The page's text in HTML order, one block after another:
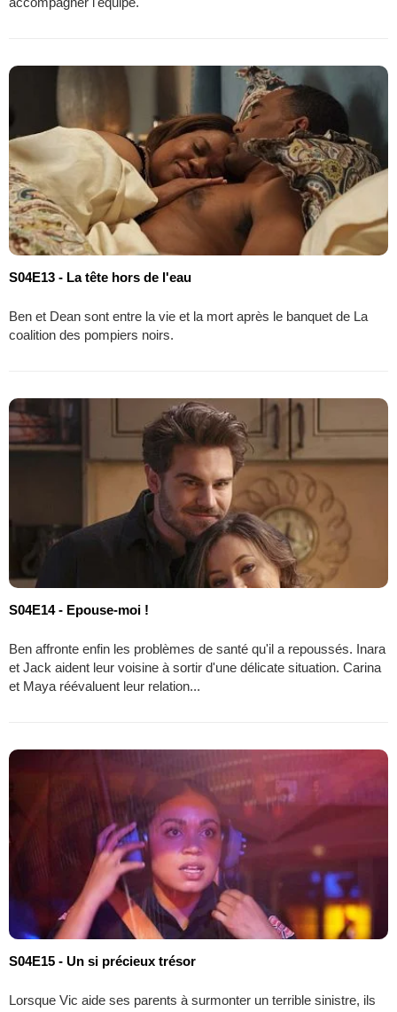
S04E13 - La tête hors de l'eau
Ben et Dean sont entre la vie et la mort après le banquet de La
coalition des pompiers noirs.
S04E14 - Epouse-moi !
Ben affronte enfin les problèmes de santé qu'il a repoussés. Inara
et Jack aident leur voisine à sortir d'une délicate situation. Carina
et Maya réévaluent leur relation...
S04E15 - Un si précieux trésor
Lorsque Vic aide ses parents à surmonter un terrible sinistre, ils